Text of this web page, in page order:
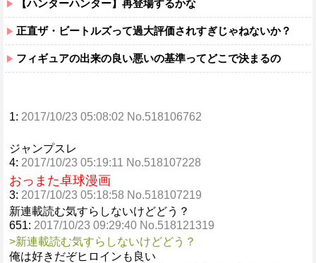
【ハンターハンター】再登場するかな
正直ザ・ビートルズって過大評価されすぎじゃねないか？
フィギュアの出来の良い悪いの基準ってどこで決まるの
1: 2017/10/23 05:08:02 No.518106762
ジャンプスレ
4: 2017/10/23 05:19:11 No.518107228
おっまた卓球漫画
3: 2017/10/23 05:18:58 No.518107219
新連載読む気すらしないけどどう？
651: 2017/10/23 09:29:40 No.518121319
>新連載読む気すらしないけどどう？
俺は好きだぞヒロインも良い